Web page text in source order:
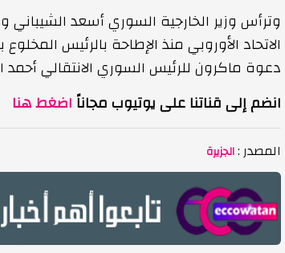
وترأس وزير الخارجية السوري أسعد
الاتحاد الأوروبي منذ الإطاحة بالرئيس
دعوة ماكرون للرئيس السوري الانتقالي أحمد
انضم إلى قناتنا على يوتيوب مجاناً اضغط هنا
المصدر :الجزيرة